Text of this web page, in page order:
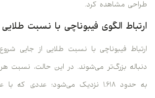
طراحی مشاهده کرد.
ارتباط الگوی فیبوناچی با نسبت طلایی
ارتباط فیبوناچی با نسبت طلایی از جایی
دنباله بزرگ‌تر می‌شوند. در این حالت، نسبت
به حدود ۱.۶۱۸ نزدیک می‌شود؛ عددی